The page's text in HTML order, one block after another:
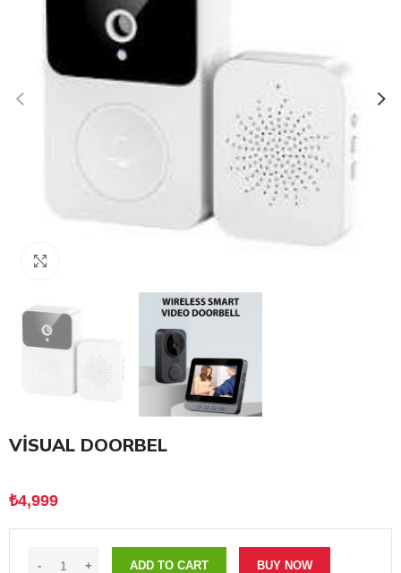
VİSUAL DOORBEL
₺4,999
ADD TO CART BUY NOW